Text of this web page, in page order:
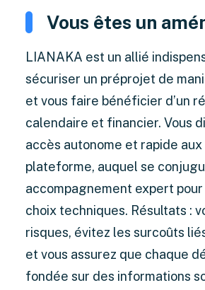
Vous êtes un
LIANAKA est un allié
sécuriser un préprojet de
et vous faire bénéficier d’un
calendaire et financier. Vous
accès autonome et rapide aux
plateforme, auquel se
accompagnement expert
choix techniques. Résultats :
risques, évitez les surcoûts
et vous assurez que chaque
fondée sur des informations